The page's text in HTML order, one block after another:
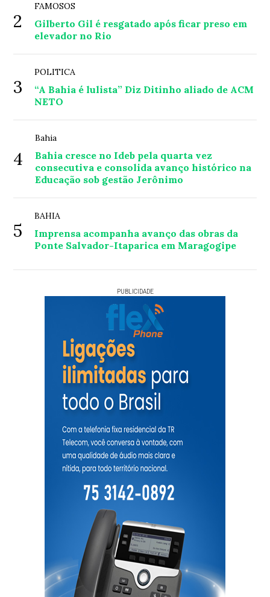
2
FAMOSOS
Gilberto Gil é resgatado após ficar preso em
elevador no Rio
3
POLITICA
“A Bahia é lulista” Diz Ditinho aliado de ACM
NETO
4
Bahia
Bahia cresce no Ideb pela quarta vez
consecutiva e consolida avanço histórico na
Educação sob gestão Jerônimo
5
BAHIA
Imprensa acompanha avanço das obras da
Ponte Salvador-Itaparica em Maragogipe
PUBLICIDADE